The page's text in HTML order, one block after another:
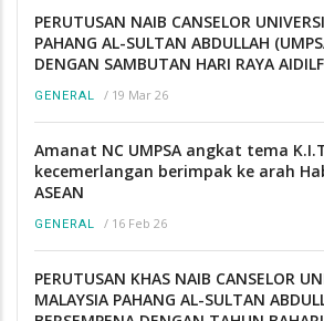
PERUTUSAN NAIB CANSELOR
PAHANG AL-SULTAN ABDULLAH
DENGAN SAMBUTAN HARI RAYA
GENERAL / 19 Mar 26
Amanat NC UMPSA angkat tema
kecemerlangan berimpak ke arah
ASEAN
GENERAL / 16 Feb 26
PERUTUSAN KHAS NAIB CANSELOR
MALAYSIA PAHANG AL-SULTAN